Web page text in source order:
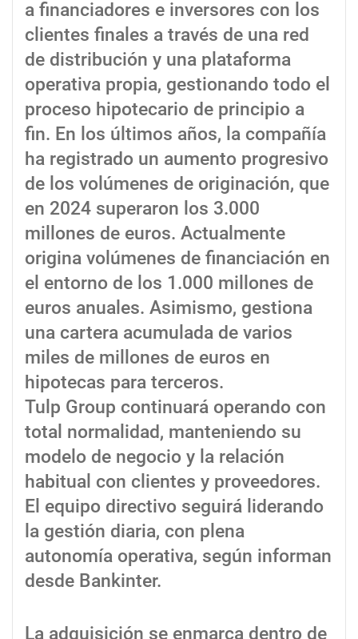
a financiadores e inversores con los
clientes finales a través de una red
de distribución y una plataforma
operativa propia, gestionando todo el
proceso hipotecario de principio a
fin. En los últimos años, la compañía
ha registrado un aumento progresivo
de los volúmenes de originación, que
en 2024 superaron los 3.000
millones de euros. Actualmente
origina volúmenes de financiación en
el entorno de los 1.000 millones de
euros anuales. Asimismo, gestiona
una cartera acumulada de varios
miles de millones de euros en
hipotecas para terceros.
Tulp Group continuará operando con
total normalidad, manteniendo su
modelo de negocio y la relación
habitual con clientes y proveedores.
El equipo directivo seguirá liderando
la gestión diaria, con plena
autonomía operativa, según informan
desde Bankinter.
La adquisición se enmarca dentro de